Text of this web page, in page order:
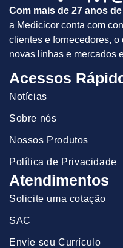
Com mais de 27 anos
a Medicicor conta com
clientes e fornecedores,
novas linhas e mercados
Acessos
Notícias
Sobre nós
Nossos Produtos
Política de Privacidade
Atendimentos
Solicite uma cotação
SAC
Envie seu Currículo